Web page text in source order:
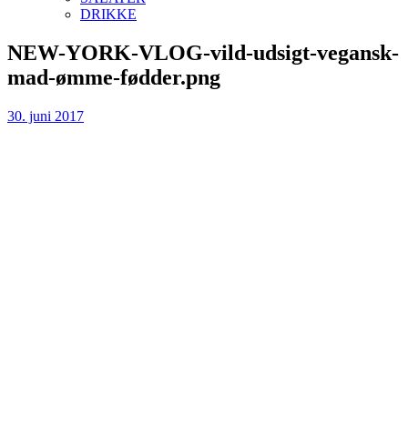
DRIKKE
Skip
to
content
NEW-YORK-VLOG-vild-udsigt-vegansk-
mad-ømme-fødder.png
30. juni 2017